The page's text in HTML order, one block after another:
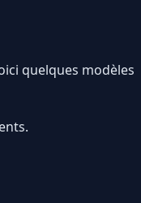
quelques modèles